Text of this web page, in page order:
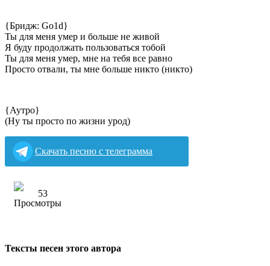
{Бридж: Go1d}
Ты для меня умер и больше не живой
Я буду продолжать пользоваться тобой
Ты для меня умер, мне на тебя все равно
Просто отвали, ты мне больше никто (никто)
{Аутро}
(Ну ты просто по жизни урод)
Скачать песню с телеграмма
53
Тексты песен этого автора